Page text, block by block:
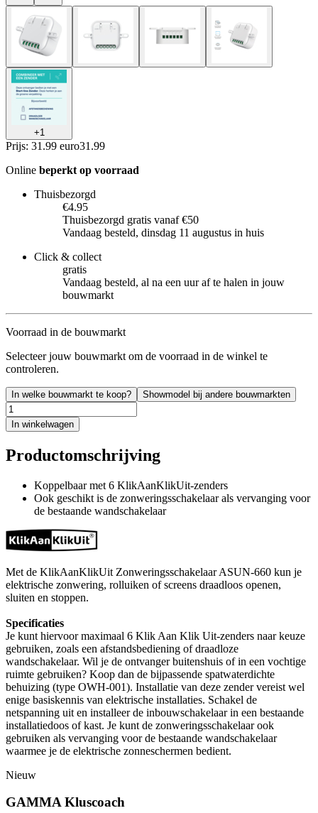
+1
Prijs: 31.99 euro31 .99
Online beperkt op voorraad
Thuisbezorgd
€4.95
Thuisbezorgd gratis vanaf €50
Vandaag besteld, dinsdag 11 augustus in huis
Click & collect
gratis
Vandaag besteld, al na een uur af te halen in jouw
bouwmarkt
Voorraad in de bouwmarkt
Selecteer jouw bouwmarkt om de voorraad in de winkel te
controleren.
In welke bouwmarkt te koop? Showmodel bij andere bouwmarkten
In winkelwagen
Productomschrijving
Koppelbaar met 6 KlikAanKlikUit-zenders
Ook geschikt is de zonweringsschakelaar als vervanging voor
de bestaande wandschakelaar
Met de KlikAanKlikUit Zonweringsschakelaar ASUN-660 kun je
elektrische zonwering, rolluiken of screens draadloos openen,
sluiten en stoppen.
Specificaties
Je kunt hiervoor maximaal 6 Klik Aan Klik Uit-zenders naar keuze
gebruiken, zoals een afstandsbediening of draadloze
wandschakelaar. Wil je de ontvanger buitenshuis of in een vochtige
ruimte gebruiken? Koop dan de bijpassende spatwaterdichte
behuizing (type OWH-001). Installatie van deze zender vereist wel
enige basiskennis van elektrische installaties. Schakel de
netspanning uit en installeer de inbouwschakelaar in een bestaande
installatiedoos of kast. Je kunt de zonweringsschakelaar ook
gebruiken als vervanging voor de bestaande wandschakelaar
waarmee je de elektrische zonneschermen bedient.
Nieuw
GAMMA Kluscoach